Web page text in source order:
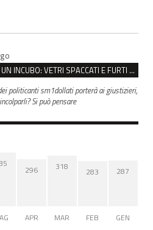
REGGIO, PIAZZALE EUROPA È UN INCUBO: VETRI SPACCATI E FURTI SULLE AUTO IN SOSTA
politicanti sm1dollati porterà ai giustizieri,
Si può pensare
296
APR
318
MAR
283
FEB
287
GEN